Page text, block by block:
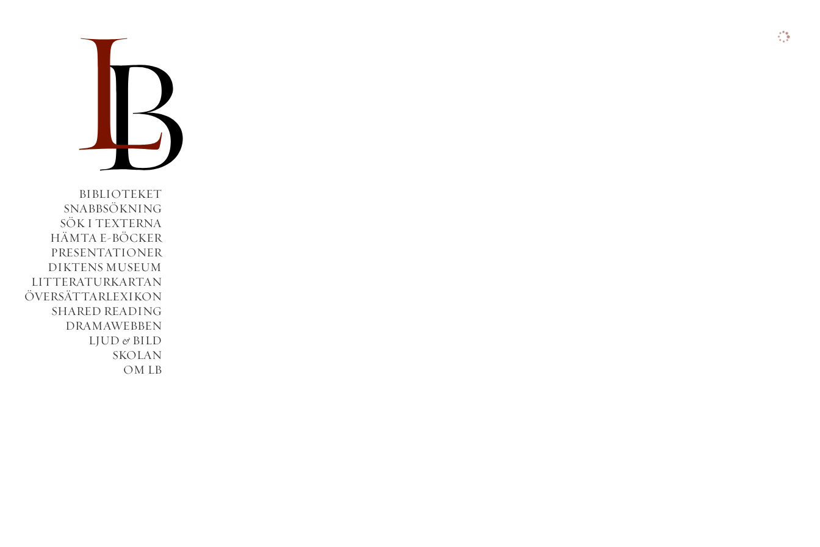
BIBLIOTEKET
SNABBSÖKNING
SÖK I TEXTERNA
HÄMTA E-BÖCKER
PRESENTATIONER
DIKTENS MUSEUM
LITTERATURKARTAN
ÖVERSÄTTARLEXIKON
SHARED READING
DRAMAWEBBEN
LJUD & BILD
SKOLAN
OM LB